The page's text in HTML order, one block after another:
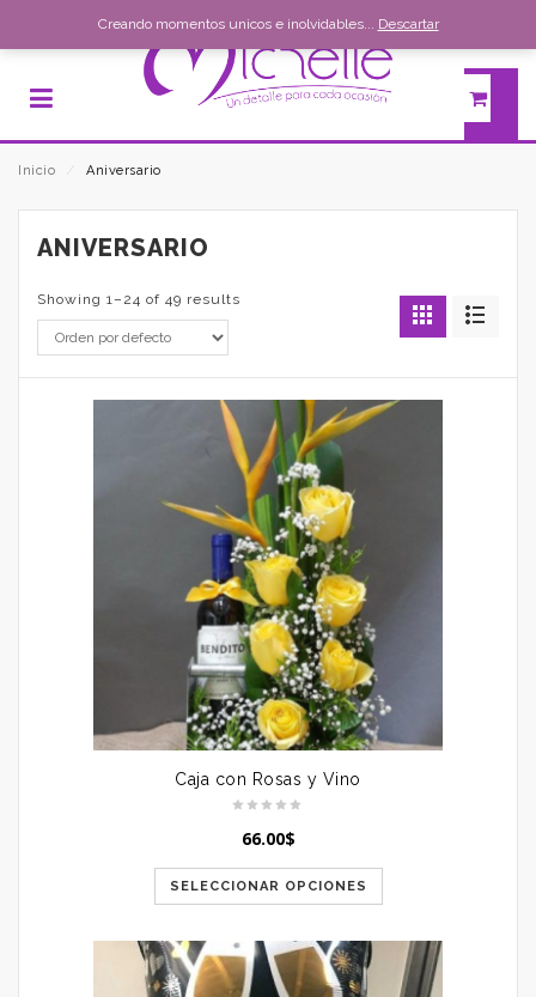
Inicio Aniversario
ANIVERSARIO
Showing 1–24 of 49 results
Caja con Rosas y Vino
66.00$
SELECCIONAR OPCIONES
Creando momentos unicos e inolvidables... Descartar